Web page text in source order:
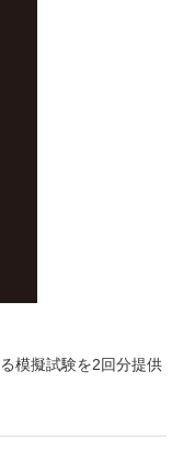
模擬試験を2回分提供